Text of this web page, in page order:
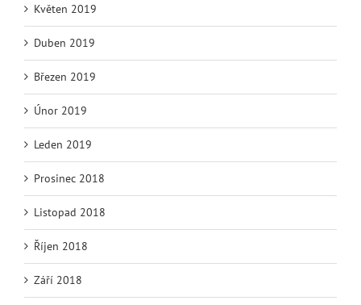
Květen 2019
Duben 2019
Březen 2019
Únor 2019
Leden 2019
Prosinec 2018
Listopad 2018
Říjen 2018
Září 2018